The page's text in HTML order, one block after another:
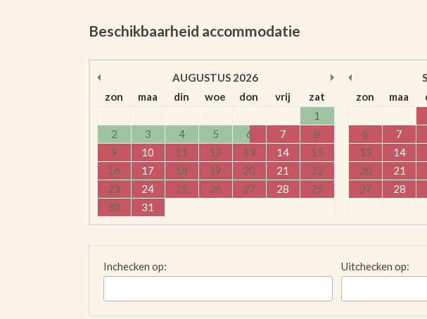
Beschikbaarheid accommodatie
AUGUSTUS 2026
zon
maa din woe don vrij
zat
1
2
3 4 5 6 7
8
9
10 11 12 13 14
15
16
17 18 19 20 21
22
23
24 25 26 27 28
29
30
31
zon
maa
6
7
13
14
20
21
27
28
Inchecken op: Uitchecken op: